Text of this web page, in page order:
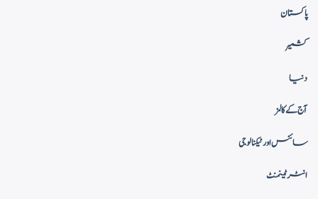
پاکستان
کشمیر
دنیا
آج کے کالمز
سائنس اور ٹیکنالوجی
انٹرٹینمنٹ